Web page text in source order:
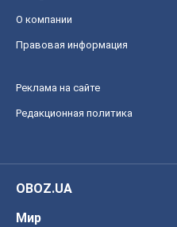
О компании
Правовая информация
Реклама на сайте
Редакционная политика
OBOZ.UA
Мир